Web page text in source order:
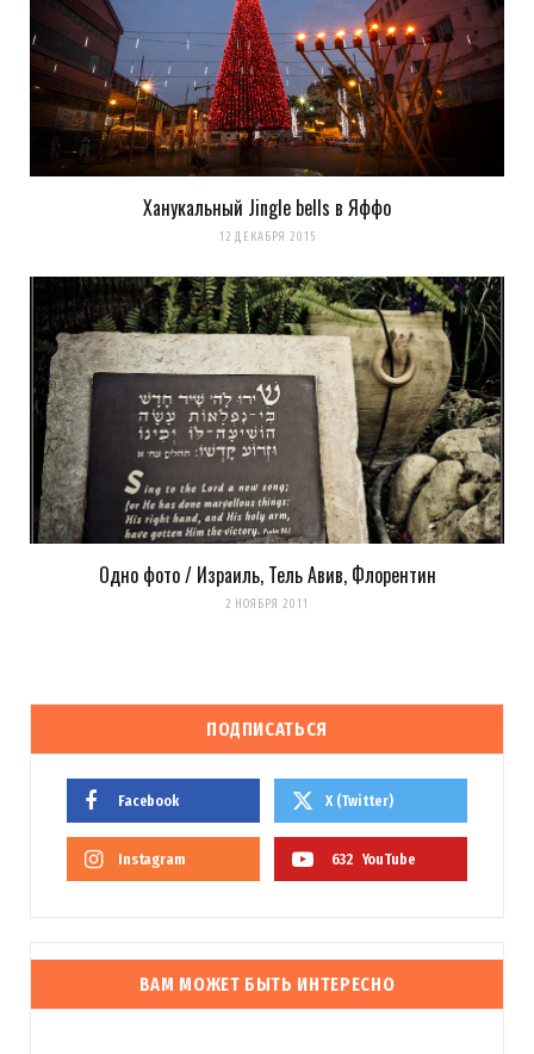
Ханукальный Jingle bells в Яффо
12 ДЕКАБРЯ 2015
Одно фото / Израиль, Тель Авив, Флорентин
2 НОЯБРЯ 2011
ПОДПИСАТЬСЯ
Facebook X (Twitter)
Instagram 632 YouTube
ВАМ МОЖЕТ БЫТЬ ИНТЕРЕСНО